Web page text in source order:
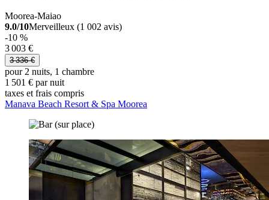
Moorea-Maiao
9.0/10Merveilleux (1 002 avis)
-10 %
3 003 €
3 336 €
pour 2 nuits, 1 chambre
1 501 € par nuit
taxes et frais compris
Manava Beach Resort & Spa Moorea